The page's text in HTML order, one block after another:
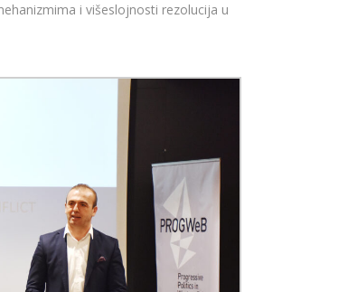
i višeslojnosti rezolucija u